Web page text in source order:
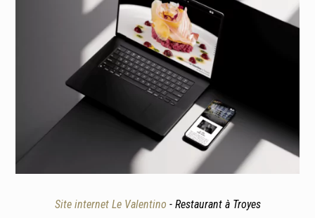
Site internet Le Valentino - Restaurant à Troyes